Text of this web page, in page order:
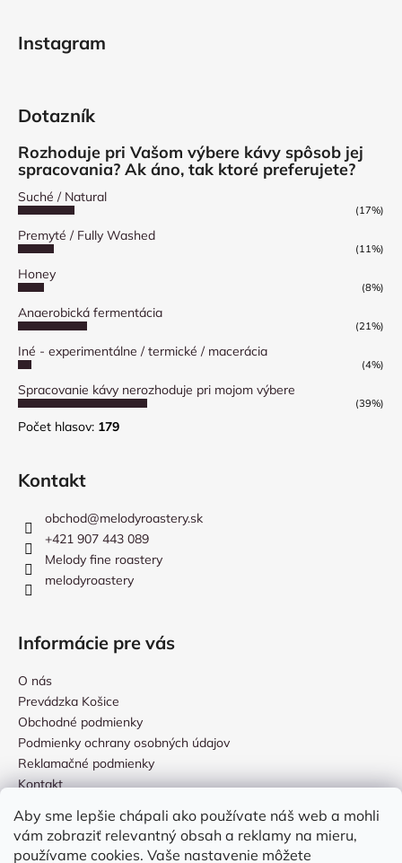
Aby sme lepšie chápali ako používate náš web a mohli
vám zobraziť relevantný obsah a reklamy na mieru,
používame cookies. Vaše nastavenie môžete
Instagram
Dotazník
Rozhoduje pri Vašom výbere kávy spôsob jej
spracovania? Ak áno, tak ktoré preferujete?
Suché / Natural
(17%)
Premyté / Fully Washed
(11%)
Honey
(8%)
Anaerobická fermentácia
(21%)
Iné - experimentálne / termické / macerácia
(4%)
Spracovanie kávy nerozhoduje pri mojom výbere
(39%)
Počet hlasov: 179
Kontakt
obchod@melodyroastery.sk
+421 907 443 089
Melody fine roastery
melodyroastery
Informácie pre vás
O nás
Prevádzka Košice
Obchodné podmienky
Podmienky ochrany osobných údajov
Reklamačné podmienky
Kontakt
Prijímame online platby